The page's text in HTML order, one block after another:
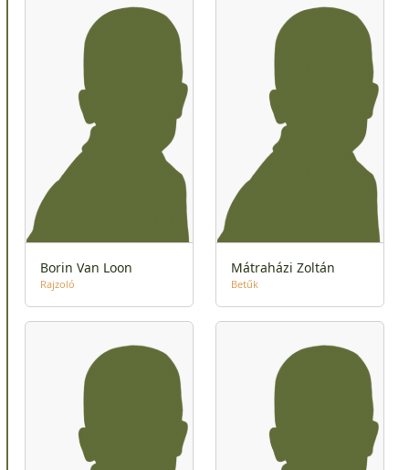
Borin Van Loon
Rajzoló
Mátraházi Zoltán
Betűk